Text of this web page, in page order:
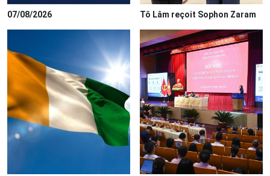
07/08/2026 Tô Lâm reçoit Sophon Zaram